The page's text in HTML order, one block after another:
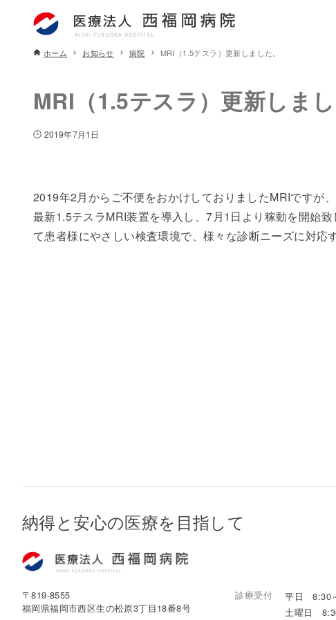
ホーム お知らせ 病院 MRI（1.5テスラ）更新しました。
MRI（1.5テスラ）更新しまし
2019年7月1日
2019年2月からご不便をおかけしておりましたMRIですが
最新1.5テスラMRI装置を導入し、7月1日より稼動を開始
て患者様にやさしい検査環境で、様々な診断ニーズに対応
納得と安心の医療を目指して
〒819-8555
福岡県福岡市西区生の松原3丁目18番8号
診療受付
平日 8:30
土曜日